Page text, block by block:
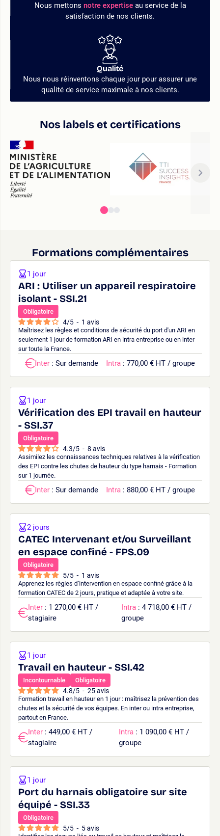
Nous mettons notre expertiseau service de la
satisfaction de nos clients.
Qualité
Nous nous réinventons chaque jour pour assurer une
qualité de service maximale à nos clients.
Nos labels et certifications
Formations complémentaires
ARI : Utiliser un appareil respiratoire
isolant - SSI.21
Obligatoire
4/5 - 1 avis
Maîtrisez les règles et conditions de sécurité du port d'un ARI en
seulement 1 jour de formation ARI en intra entreprise ou en inter
sur toute la France.
1 jour
Inter : Sur demande Intra : 770,00 € HT / groupe
Vérification des EPI travail en hauteur
- SSI.37
Obligatoire
4.3/5 - 8 avis
Assimilez les connaissances techniques relatives à la vérification
des EPI contre les chutes de hauteur du type harnais - Formation
sur 1 journée.
1 jour
Inter : Sur demande Intra : 880,00 € HT / groupe
CATEC Intervenant et/ou Surveillant
en espace confiné - FPS.09
Obligatoire
5/5 - 1 avis
Apprenez les règles d’intervention en espace confiné grâce à la
formation CATEC de 2 jours, pratique et adaptée à votre site.
2 jours
Inter : 1 270,00 € HT /
stagiaire
Intra : 4 718,00 € HT /
groupe
Travail en hauteur - SSI.42
Incontournable Obligatoire
4.8/5 - 25avis
Formation travail en hauteur en 1 jour : maîtrisez la prévention des
chutes et la sécurité de vos équipes. En inter ou intra entreprise,
partout en France.
1 jour
Inter : 449,00 € HT /
stagiaire
Intra : 1 090,00 € HT /
groupe
Port du harnais obligatoire sur site
équipé - SSI.33
Obligatoire
5/5 - 5avis
1 jour